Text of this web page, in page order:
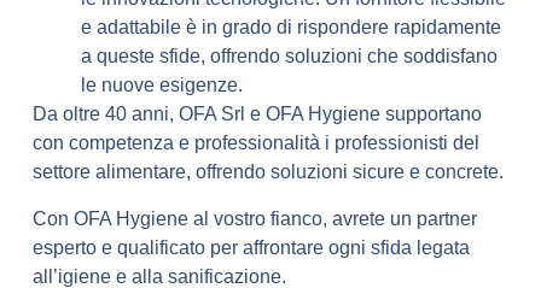
e adattabile è in grado di rispondere rapidamente
a queste sfide, offrendo soluzioni che soddisfano
le nuove esigenze.
Da oltre 40 anni, OFA Srl e OFA Hygiene supportano
con competenza e professionalità i professionisti del
settore alimentare, offrendo soluzioni sicure e concrete.
Con OFA Hygiene al vostro fianco, avrete un partner
esperto e qualificato per affrontare ogni sfida legata
all’igiene e alla sanificazione.